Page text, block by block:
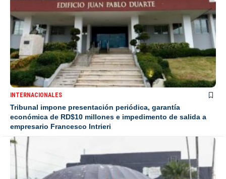
INTERNACIONALES
Tribunal impone presentación periódica, garantía
económica de RD$10 millones e impedimento de salida a
empresario Francesco Intrieri